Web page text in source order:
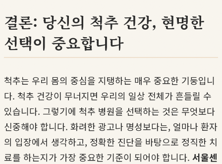
결론: 당신의 척추 건강, 현명한
선택이 중요합니다
척추는 우리 몸의 중심을 지탱하는 매우 중요한 기둥입니
다. 척추 건강이 무너지면 우리의 일상 전체가 흔들릴 수
있습니다. 그렇기에 척추 병원을 선택하는 것은 무엇보다
신중해야 합니다. 화려한 광고나 명성보다는, 얼마나 환자
의 입장에서 생각하고, 정확한 진단을 바탕으로 정직한 치
료를 하는지가 가장 중요한 기준이 되어야 합니다. 서울센